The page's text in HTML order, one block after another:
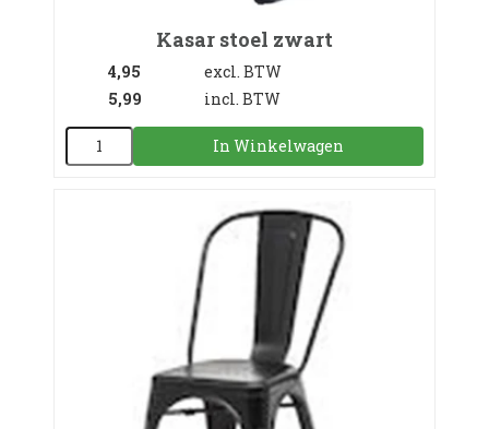
Kasar stoel zwart
4,95
excl. BTW
5,99
incl. BTW
In Winkelwagen